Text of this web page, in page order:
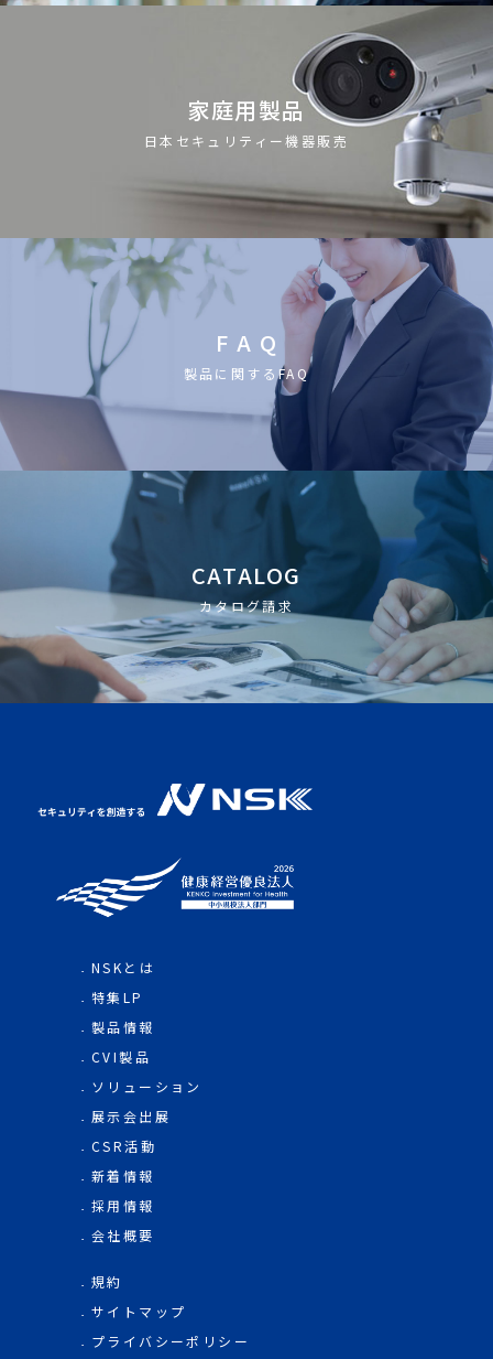
家庭用製品
日本セキュリティー機器販売
F A Q
製品に関するFAQ
CATALOG
カタログ請求
NSKとは
特集LP
製品情報
CVI製品
ソリューション
展示会出展
CSR活動
新着情報
採用情報
会社概要
規約
サイトマップ
プライバシーポリシー